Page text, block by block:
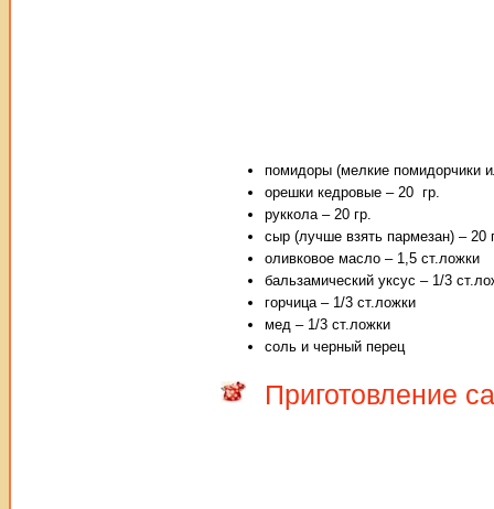
помидоры (мелкие помидорчики
орешки кедровые – 20 гр.
руккола – 20 гр.
сыр (лучше взять пармезан) – 20
оливковое масло – 1,5 ст.ложки
бальзамический уксус – 1/3
горчица – 1/3 ст.ложки
мед – 1/3 ст.ложки
соль и черный перец
Приготовление